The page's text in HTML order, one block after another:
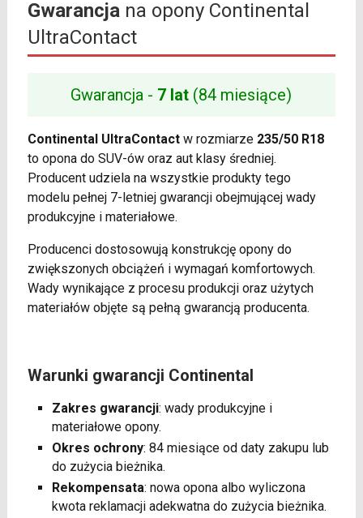
Gwarancjana opony Continental
UltraContact
Gwarancja - 7 lat (84 miesiące)
Continental UltraContactw rozmiarze 235/50 R18
to opona do SUV-ów oraz aut klasy średniej.
Producent udziela na wszystkie produkty tego
modelu pełnej 7-letniej gwarancji obejmującej wady
produkcyjne i materiałowe.
Producenci dostosowują konstrukcję opony do
zwiększonych obciążeń i wymagań komfortowych.
Wady wynikające z procesu produkcji oraz użytych
materiałów objęte są pełną gwarancją producenta.
Warunki gwarancji Continental
Zakres gwarancji: wady produkcyjne i
materiałowe opony.
Okres ochrony: 84 miesiące od daty zakupu lub
do zużycia bieżnika.
Rekompensata: nowa opona albo wyliczona
kwota reklamacji adekwatna do zużycia bieżnika.